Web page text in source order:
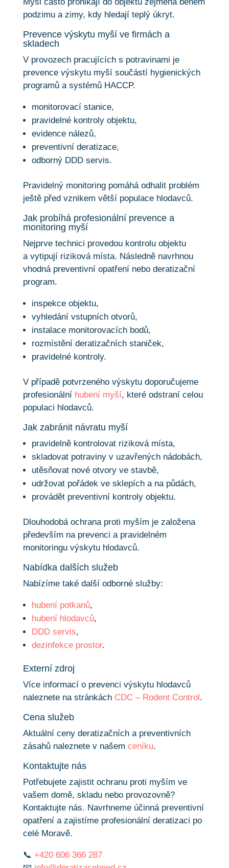
podzimu a zimy, kdy hledají teplý úkryt.
Prevence výskytu myší ve firmách a
skladech
V provozech pracujících s potravinami je
prevence výskytu myší součástí hygienických
programů a systémů HACCP.
monitorovací stanice,
pravidelné kontroly objektu,
evidence nálezů,
preventivní deratizace,
odborný DDD servis.
Pravidelný monitoring pomáhá odhalit problém
ještě před vznikem větší populace hlodavců.
Jak probíhá profesionální prevence a
monitoring myší
Nejprve technici provedou kontrolu objektu
a vytipují riziková místa. Následně navrhnou
vhodná preventivní opatření nebo deratizační
program.
inspekce objektu,
vyhledání vstupních otvorů,
instalace monitorovacích bodů,
rozmístění deratizačních staniček,
pravidelné kontroly.
V případě potvrzeného výskytu doporučujeme
profesionální hubení myší, které odstraní celou
populaci hlodavců.
Jak zabránit návratu myší
pravidelně kontrolovat riziková místa,
skladovat potraviny v uzavřených nádobách,
utěsňovat nové otvory ve stavbě,
udržovat pořádek ve sklepích a na půdách,
provádět preventivní kontroly objektu.
Dlouhodobá ochrana proti myším je založena
především na prevenci a pravidelném
monitoringu výskytu hlodavců.
Nabídka dalších služeb
Nabízíme také další odborné služby:
hubení potkanů,
hubení hlodavců,
DDD servis,
dezinfekce prostor.
Externí zdroj
Více informací o prevenci výskytu hlodavců
naleznete na stránkách CDC – Rodent Control .
Cena služeb
Aktuální ceny deratizačních a preventivních
zásahů naleznete v našem ceníku.
Kontaktujte nás
Potřebujete zajistit ochranu proti myším ve
vašem domě, skladu nebo provozovně?
Kontaktujte nás. Navrhneme účinná preventivní
opatření a zajistíme profesionální deratizaci po
celé Moravě.
📞 +420 606 366 287